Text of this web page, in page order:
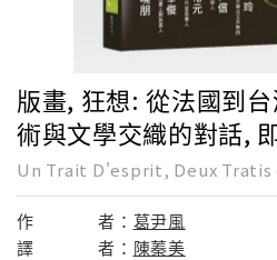
版畫, 狂想: 從法國到
術與文學交織的對話,
Un Trait D'esprit, Deux Tratis
作 者： 葛尹風
譯
者： 陳蓁美